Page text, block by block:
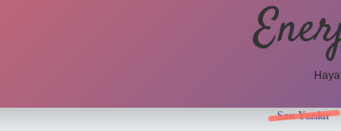
Son Yazılar